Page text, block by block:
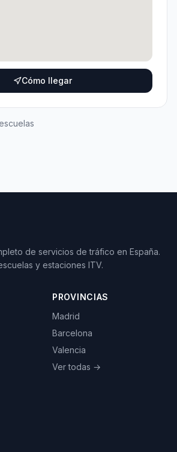
Cómo llegar
de servicios de tráfico en España.
y estaciones ITV.
PROVINCIAS
Madrid
Barcelona
Valencia
Ver todas →